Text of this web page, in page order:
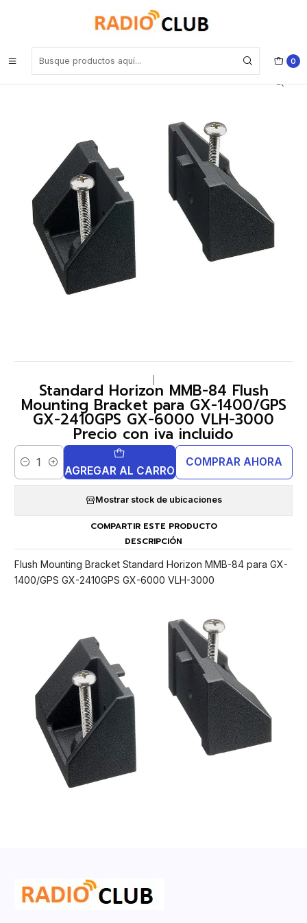
0
Accesorios equipos Marinos Standard Horizon
Standard Horizon MMB-84 Flush Mounting Bracket para GX-
1400/GPS GX-2410GPS GX-6000 VLH-3000 Precio con iva incluido
Standard Horizon MMB-84 Flush
Mounting Bracket para GX-1400/GPS
GX-2410GPS GX-6000 VLH-3000
Precio con iva incluido
Cantidad AGREGAR AL CARRO
COMPRAR AHORA
Mostrar stock de ubicaciones
COMPARTIR ESTE PRODUCTO
DESCRIPCIÓN
Flush Mounting Bracket Standard Horizon MMB-84 para GX-
1400/GPS GX-2410GPS GX-6000 VLH-3000